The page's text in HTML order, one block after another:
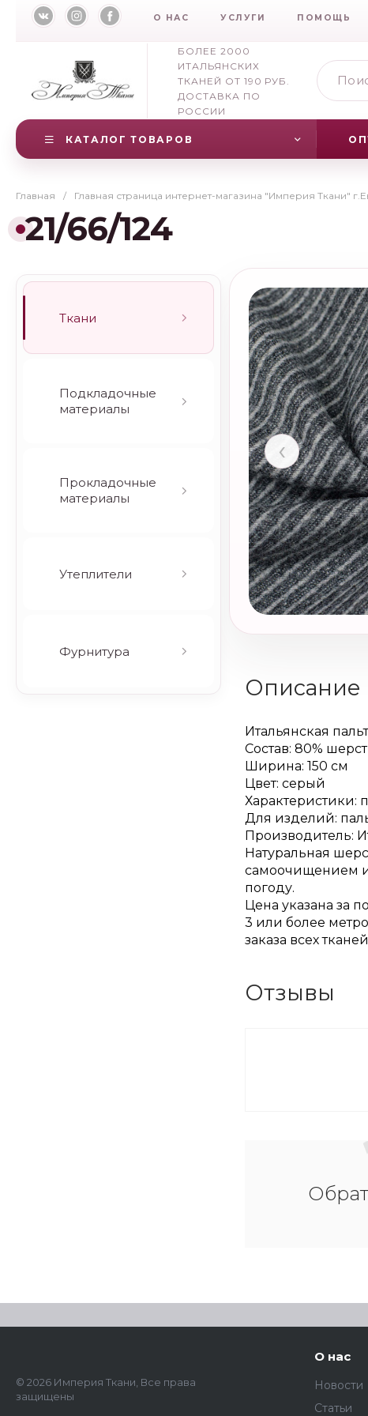
О НАС УСЛУГИ ПОМОЩЬ
БОЛЕЕ 2000
ИТАЛЬЯНСКИХ
ТКАНЕЙ ОТ 190 РУБ.
ДОСТАВКА ПО
РОССИИ
КАТАЛОГ ТОВАРОВ
Главная / Главная страница интернет-магазина "Империя Ткани"
21/66/124
Ткани
Подкладочные
материалы
Прокладочные
материалы
Утеплители
Фурнитура
‹
Описание
Итальянская
Состав: 80%
Ширина: 150 см
Цвет: серый
Характеристики:
Для изделий:
Производитель:
Натуральная
самоочищением и
погоду.
Цена указана за
3 или более
заказа всех
Отзывы
© 2026 Империя Ткани, Все права
защищены
О нас
Новости
Статьи